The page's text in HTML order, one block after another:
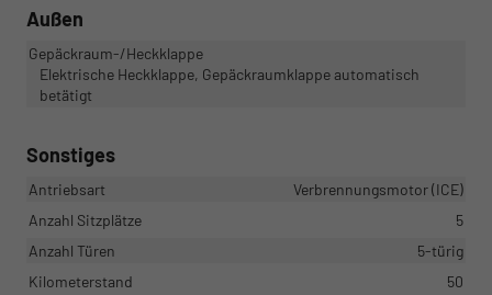
Außen
Gepäckraum-/Heckklappe
Elektrische Heckklappe, Gepäckraumklappe automatisch
betätigt
Sonstiges
Antriebsart
Verbrennungsmotor (ICE)
Anzahl Sitzplätze
5
Anzahl Türen
5-türig
Kilometerstand
50